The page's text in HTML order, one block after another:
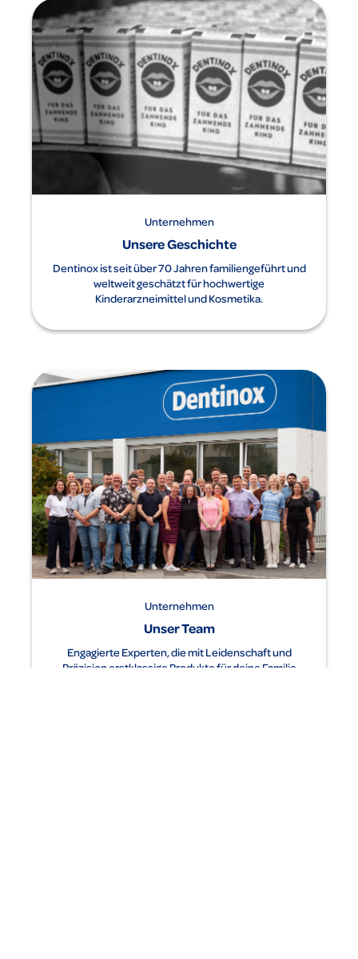
Unternehmen
Unsere Geschichte
Dentinox ist seit über 70 Jahren familiengeführt und
weltweit geschätzt für hochwertige
Kinderarzneimittel und Kosmetika.
Unternehmen
Unser Team
Engagierte Experten, die mit Leidenschaft und
Präzision erstklassige Produkte für deine Familie